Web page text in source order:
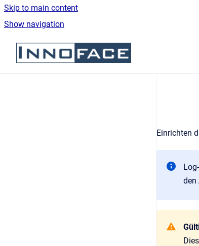
Skip to main content
Show navigation
Go to homepage
Einrichten
den